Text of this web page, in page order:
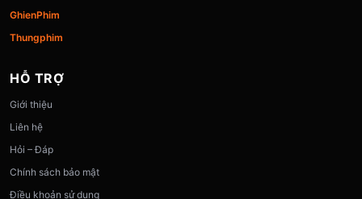
GhienPhim
Thungphim
HỖ TRỢ
Giới thiệu
Liên hệ
Hỏi – Đáp
Chính sách bảo mật
Điều khoản sử dụng